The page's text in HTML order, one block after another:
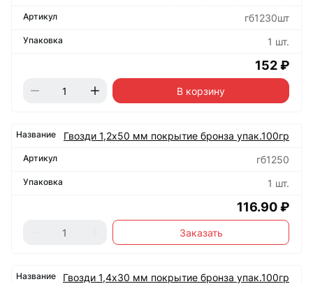
гб1230шт
1 шт.
152 ₽
В корзину
Гвозди 1,2х50 мм покрытие бронза упак.100гр
гб1250
1 шт.
116.90 ₽
Заказать
Гвозди 1,4х30 мм покрытие бронза упак.100гр